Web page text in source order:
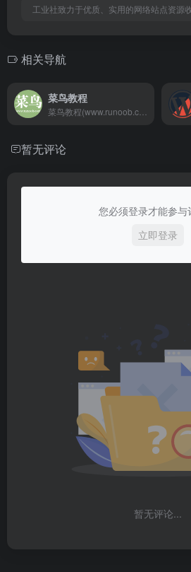
工业社致力于优质、实用的网络站点资源
相关导航
菜鸟教程
暂无评论
您必须登录才能参与
立即登录
暂无评论...